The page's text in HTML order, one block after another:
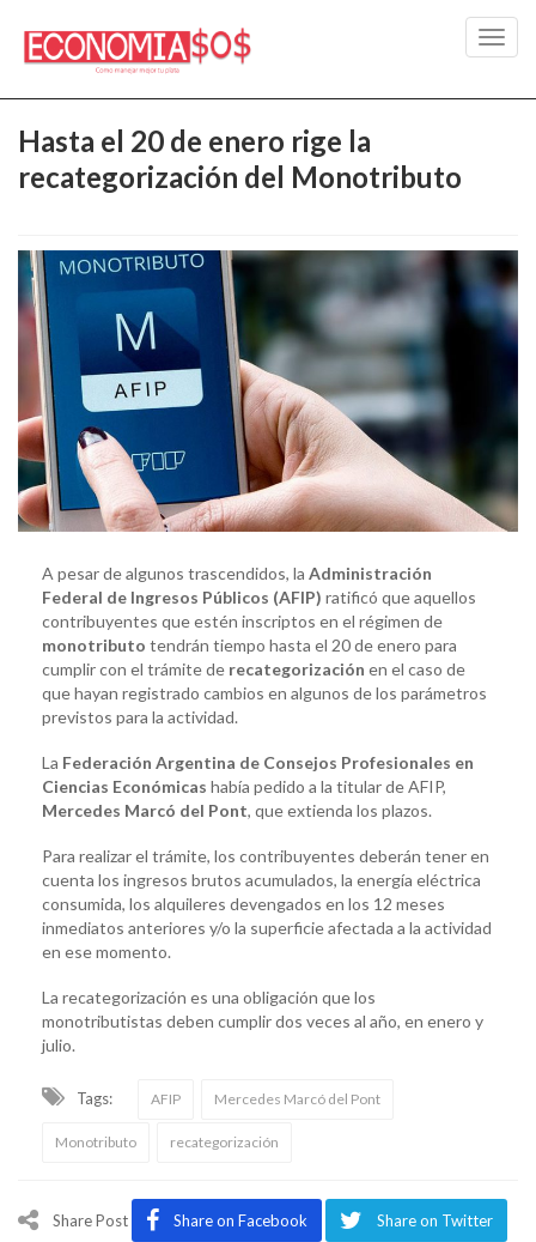
Hasta el 20 de enero rige la
recategorización del Monotributo
A pesar de algunos trascendidos, la Administración
Federal de Ingresos Públicos (AFIP) ratificó que aquellos
contribuyentes que estén inscriptos en el régimen de
monotributo tendrán tiempo hasta el 20 de enero para
cumplir con el trámite de recategorización en el caso de
que hayan registrado cambios en algunos de los parámetros
previstos para la actividad.
La Federación Argentina de Consejos Profesionales en
Ciencias Económicas había pedido a la titular de AFIP,
Mercedes Marcó del Pont, que extienda los plazos.
Para realizar el trámite, los contribuyentes deberán tener en
cuenta los ingresos brutos acumulados, la energía eléctrica
consumida, los alquileres devengados en los 12 meses
inmediatos anteriores y/o la superficie afectada a la actividad
en ese momento.
La recategorización es una obligación que los
monotributistas deben cumplir dos veces al año, en enero y
julio.
Tags: AFIP Mercedes Marcó del Pont
Monotributo recategorización
Share Post Share on Facebook Share on Twitter